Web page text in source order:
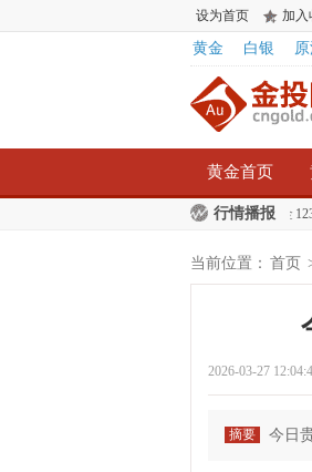
设为首页 加入
黄金 白银
黄金首页
行情播报
210.00 现货黄金
当前位置： 首页
2026-03-27
摘要 今日